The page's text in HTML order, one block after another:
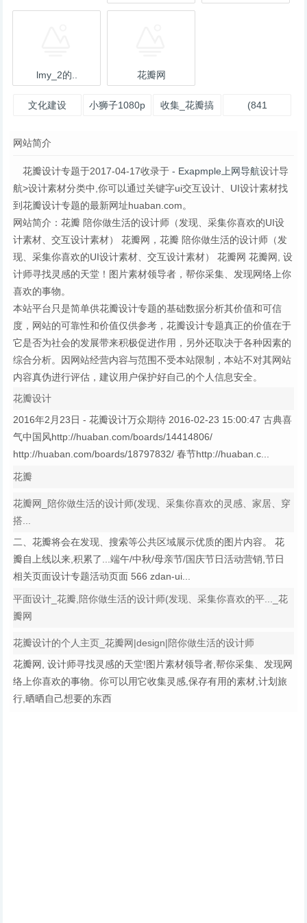
lmy_2的.. 花瓣网
文化建设
花瓣个人主页
小狮子1080p
收集_花瓣搞
(841
网站简介
花瓣设计专题于2017-04-17收录于 - Exapmple上网导航设计导
航>设计素材分类中,你可以通过关键字ui交互设计、UI设计素材找
到花瓣设计专题的最新网址huaban.com。
网站简介：花瓣 陪你做生活的设计师（发现、采集你喜欢的UI设
计素材、交互设计素材） 花瓣网，花瓣 陪你做生活的设计师（发
现、采集你喜欢的UI设计素材、交互设计素材） 花瓣网 花瓣网, 设
计师寻找灵感的天堂！图片素材领导者，帮你采集、发现网络上你
喜欢的事物。
本站平台只是简单供花瓣设计专题的基础数据分析其价值和可信
度，网站的可靠性和价值仅供参考，花瓣设计专题真正的价值在于
它是否为社会的发展带来积极促进作用，另外还取决于各种因素的
综合分析。因网站经营内容与范围不受本站限制，本站不对其网站
内容真伪进行评估，建议用户保护好自己的个人信息安全。
花瓣设计
2016年2月23日 - 花瓣设计万众期待 2016-02-23 15:00:47 古典喜
气中国风http://huaban.com/boards/14414806/
http://huaban.com/boards/18797832/ 春节http://huaban.c...
花瓣
花瓣网_陪你做生活的设计师(发现、采集你喜欢的灵感、家居、穿
搭...
二、花瓣将会在发现、搜索等公共区域展示优质的图片内容。 花
瓣自上线以来,积累了...端午/中秋/母亲节/国庆节日活动营销,节日
相关页面设计专题活动页面 566 zdan-ui...
平面设计_花瓣,陪你做生活的设计师(发现、采集你喜欢的平..._花
瓣网
花瓣设计的个人主页_花瓣网|design|陪你做生活的设计师
花瓣网, 设计师寻找灵感的天堂!图片素材领导者,帮你采集、发现网
络上你喜欢的事物。你可以用它收集灵感,保存有用的素材,计划旅
行,晒晒自己想要的东西